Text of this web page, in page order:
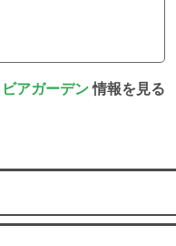
ビアガーデン情報を見る